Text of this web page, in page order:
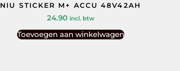
NIU STICKER M+ ACCU 48V42AH
24.90 incl. btw
Toevoegen aan winkelwagen